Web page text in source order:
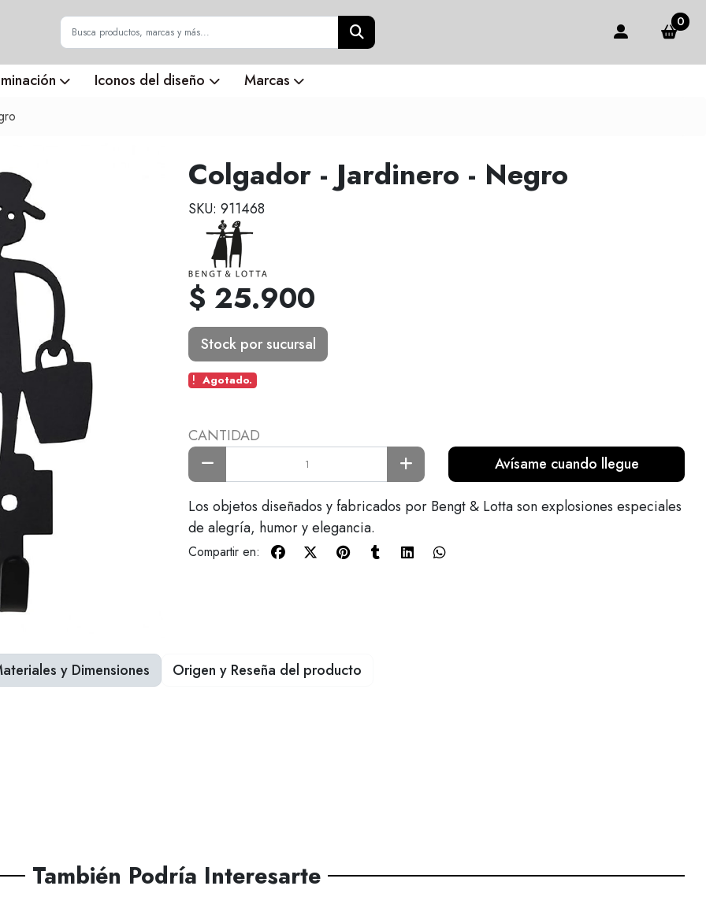
0
Iconos del diseño Marcas
Colgador - Jardinero - Negro
SKU: 911468
$ 25.900
Stock por sucursal
Agotado.
CANTIDAD
Avísame cuando llegue
Los objetos diseñados y fabricados por Bengt & Lotta son explosiones especiales
de alegría, humor y elegancia.
Compartir en:
y Dimensiones Origen y Reseña del producto
También Podría Interesarte